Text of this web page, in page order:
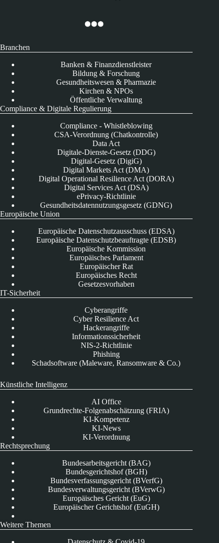
Branchen
Banken & Finanzdienstleister
Bildung & Forschung
Gesundheitswesen & Pharmazie
Kirchen & NPOs
Öffentliche Verwaltung
Compliance & Digitale Regulierung
Compliance - Whistleblowing
CSA-Verordnung (Chatkontrolle)
Data Act
Digitale-Dienste-Gesetz (DDG)
Digital-Gesetz (DigiG)
Digital Markets Act (DMA)
Digital Operational Resilience Act (DORA)
Digital Services Act (DSA)
ePrivacy-Richtlinie
Gesundheitsdatennutzungsgesetz (GDNG)
Europäische Union
Europäische Datenschutzausschuss (EDSA)
Europäische Datenschutzbeauftragte (EDSB)
Europäische Kommission
Europäisches Parlament
Europäischer Rat
Europäisches Recht
Gesetzesvorhaben
IT-Sicherheit
Cyberangriffe
Cyber Resilience Act
Hackerangriffe
Informationssicherheit
NIS-2-Richtlinie
Phishing
Schadsoftware (Maleware, Ransomware & Co.)
Künstliche Intelligenz
AI Office
Grundrechte-Folgenabschätzung (FRIA)
KI-Kompetenz
KI-News
KI-Verordnung
Rechtsprechung
Bundesarbeitsgericht (BAG)
Bundesgerichtshof (BGH)
Bundesverfassungsgericht (BVerfG)
Bundesverwaltungsgericht (BVerwG)
Europäisches Gericht (EuG)
Europäischer Gerichtshof (EuGH)
Weitere Themen